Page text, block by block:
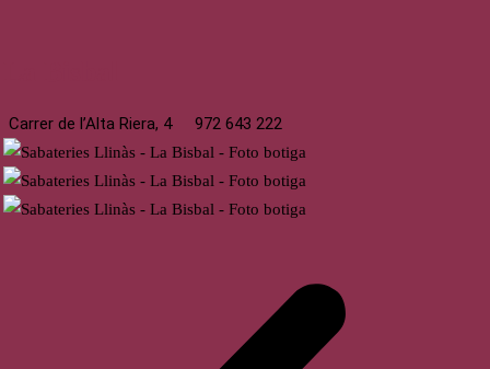
Carrer de l’Alta Riera, 4 972 643 222